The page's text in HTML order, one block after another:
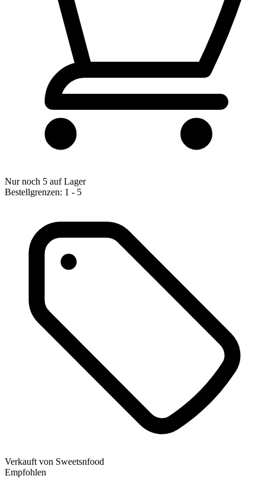
Nur noch 5 auf Lager
Bestellgrenzen: 1 - 5
Verkauft von Sweetsnfood
Empfohlen